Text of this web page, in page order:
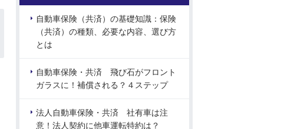
自動車保険（共済）の基礎知識：保険
（共済）の種類、必要な内容、選び方
とは
自動車保険・共済 飛び石がフロント
ガラスに！補償される？４ステップ
法人自動車保険・共済 社有車は注
意！法人契約に他車運転特約は？